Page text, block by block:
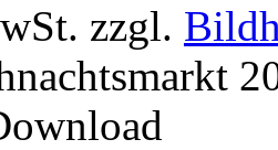
zzgl.